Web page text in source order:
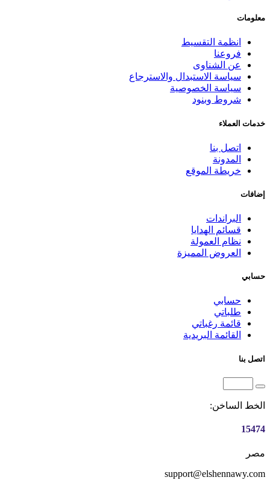
معلومات
انظمة التقسيط
فروعنا
عن الشناوى
سياسة الاستبدال والاسترجاع
سياسة الخصوصية
شروط وبنود
خدمات العملاء
اتصل بنا
المدونة
خريطة الموقع
إضافات
البراندات
قسائم الهدايا
نظام العمولة
العروض المميزة
حسابي
حسابي
طلباتي
قائمة رغباتي
القائمة البريدية
اتصل بنا
الخط الساخن:
15474
مصر
support@elshennawy.com